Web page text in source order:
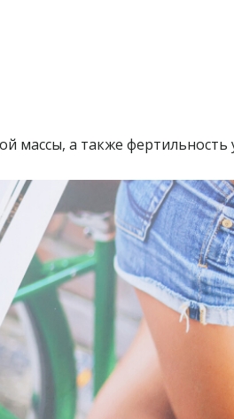
массы, а также